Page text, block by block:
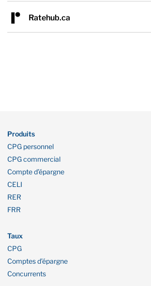
Ratehub.ca
Produits
CPG personnel
CPG commercial
Compte d’épargne
CELI
RER
FRR
Taux
CPG
Comptes d’épargne
Concurrents